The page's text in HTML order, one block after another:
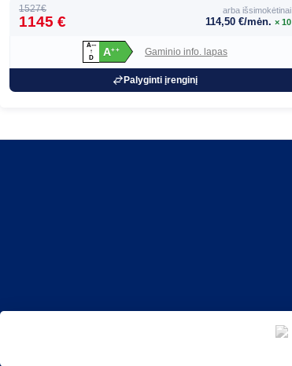
1527€
1145 €
arba išsimokėtinai
114,50 €/mėn. × 10
A+++
↑
D
A++ Gaminio info. lapas
Palyginti įrenginį